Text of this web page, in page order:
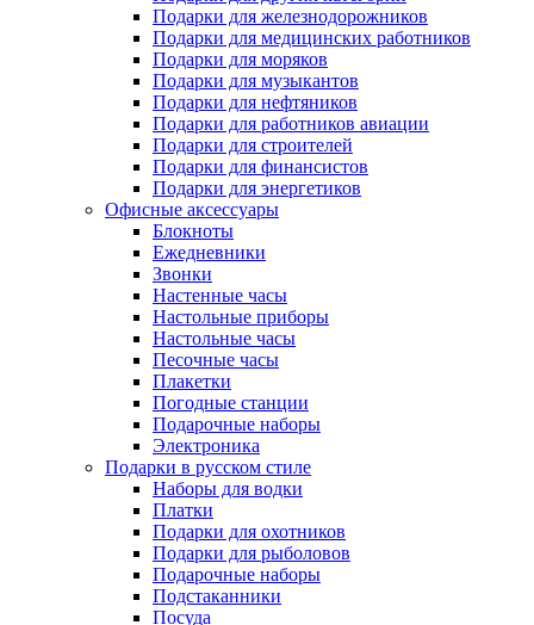
Подарки для железнодорожников
Подарки для медицинских работников
Подарки для моряков
Подарки для музыкантов
Подарки для нефтяников
Подарки для работников авиации
Подарки для строителей
Подарки для финансистов
Подарки для энергетиков
Офисные аксессуары
Блокноты
Ежедневники
Звонки
Настенные часы
Настольные приборы
Настольные часы
Песочные часы
Плакетки
Погодные станции
Подарочные наборы
Электроника
Подарки в русском стиле
Наборы для водки
Платки
Подарки для охотников
Подарки для рыболовов
Подарочные наборы
Подстаканники
Посуда